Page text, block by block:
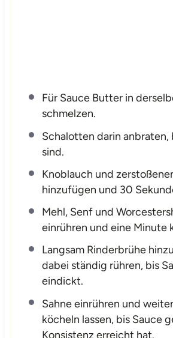
Für Sauce Butter in
schmelzen.
Schalotten darin anbraten,
sind.
Knoblauch und
hinzufügen und 30
Mehl, Senf und
einrühren und eine Minute
Langsam Rinderbrühe
dabei ständig rühren, bis
eindickt.
Sahne einrühren und
köcheln lassen, bis Sauce
Konsistenz erreicht hat.